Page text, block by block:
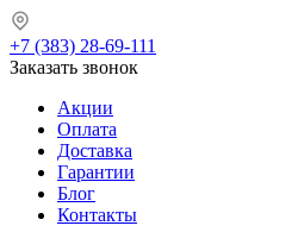
+7 (383) 28-69-111
Заказать звонок
Акции
Оплата
Доставка
Гарантии
Блог
Контакты